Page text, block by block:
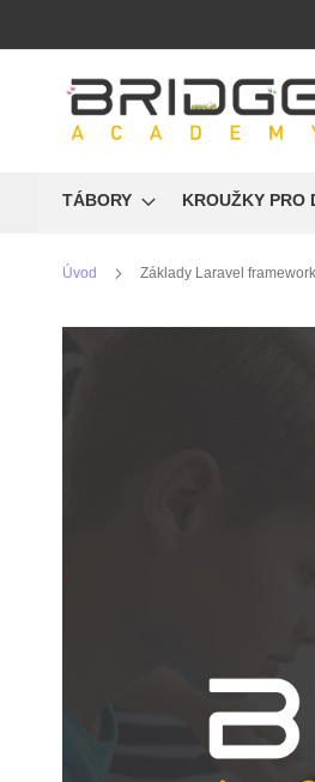
na
TÁBORY KROUŽKY PRO
Úvod Základy Laravel